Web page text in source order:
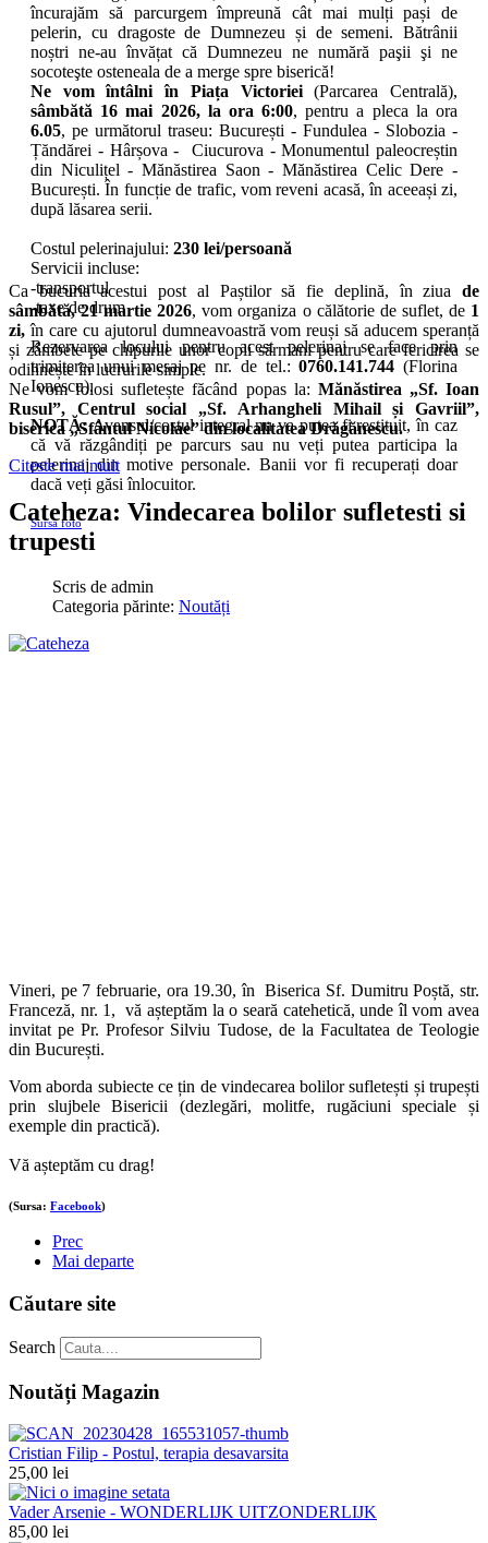
încurajăm să parcurgem împreună cât mai mulți pași de
pelerin, cu dragoste de Dumnezeu și de semeni. Bătrânii
noștri ne-au învățat că Dumnezeu ne numără paşii şi ne
socoteşte osteneala de a merge spre biserică!
Ne vom întâlni în Piața Victoriei(Parcarea Centrală),
sâmbătă 16 mai 2026, la ora 6:00, pentru a pleca la ora
6.05, pe următorul traseu: București - Fundulea - Slobozia -
Țăndărei - Hârșova - Ciucurova - Monumentul paleocreștin
din Niculițel - Mănăstirea Saon - Mănăstirea Celic Dere -
București. În funcție de trafic, vom reveni acasă, în aceeași zi,
după lăsarea serii.
Costul pelerinajului: 230 lei/persoană
Servicii incluse:
-transportul
-taxe de drum
Rezervarea locului pentru acest pelerinaj se face prin
trimiterea unui mesaj pe nr. de tel.:0760.141.744 (Florina
Ionescu).
NOTĂ:Avansul/costul integral nu va putea fi restituit, în caz
că vă răzgândiți pe parcurs sau nu veți putea participa la
pelerinaj din motive personale. Banii vor fi recuperați doar
dacă veți găsi înlocuitor.
Sursa foto
Ca bucuria acestui post al Paștilor să fie deplină, în ziua de
sâmbătă, 21 martie2026, vom organiza o călătorie de suflet, de1
zi, în care cu ajutorul dumneavoastră vom reuși să aducem speranță
și zâmbete pe chipurile unor copii sărmani pentru care fericirea se
odihnește în lucrurile simple.
Ne vom folosi sufletește făcând popas la: Mănăstirea „Sf. Ioan
Rusul”, Centrul social „Sf. Arhangheli Mihail și Gavriil”,
biserica „Sfântul Nicolae” din localitatea Drăgănescu.
Citeste mai mult
Cateheza: Vindecarea bolilor sufletesti si
trupesti
Scris de admin
Categoria părinte: Noutăți
Vineri, pe 7 februarie, ora 19.30, în Biserica Sf. Dumitru Poștă, str.
Franceză, nr. 1, vă așteptăm la o seară catehetică, unde îl vom avea
invitat pe Pr. Profesor Silviu Tudose, de la Facultatea de Teologie
din București.
Vom aborda subiecte ce țin de vindecarea bolilor sufletești și trupești
prin slujbele Bisericii (dezlegări, molitfe, rugăciuni speciale și
exemple din practică).
Vă așteptăm cu drag!
(Sursa: Facebook)
Prec
Mai departe
Căutare site
Search
Noutăți Magazin
Cristian Filip - Postul, terapia desavarsita
25,00 lei
Vader Arsenie - WONDERLIJK UITZONDERLIJK
85,00 lei